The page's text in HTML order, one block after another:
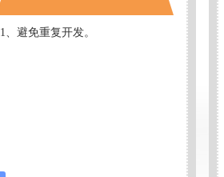
1、避免重复开发。